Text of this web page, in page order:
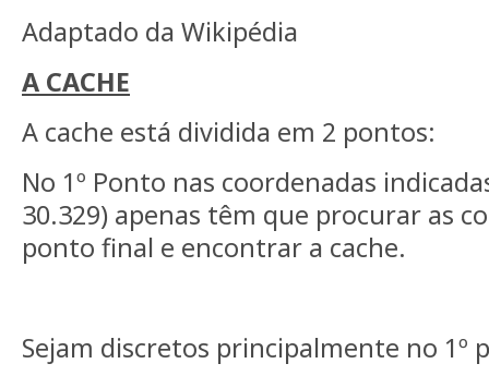
Adaptado da Wikipédia
A CACHE
A cache está dividida em 2 pontos:
No 1º Ponto nas coordenadas
30.329) apenas têm que procurar as
ponto final e encontrar a cache.
Sejam discretos principalmente no 1º